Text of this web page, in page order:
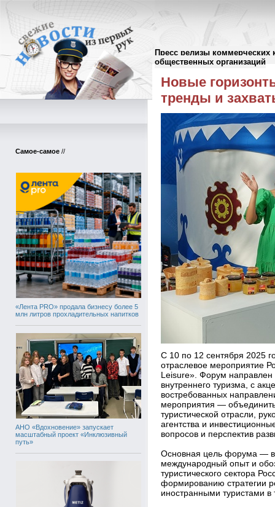
Пресс релизы коммерческих
общественных организаций
Самое-самое //
«Лента PRO» продала бизнесу более 5
млн литров прохладительных напитков
АНО «Вдохновение» запускает
масштабный проект «Инклюзивный
путь»
Пресс-релизы//
Новые
тренды и
С 10 по 12 сентября 2025
отраслевое мероприятие
Leisure». Форум направлен
внутреннего туризма, с
востребованных
мероприятия — объединить
туристической отрасли,
агентства и
вопросов и перспектив
Основная цель форума —
международный опыт и
туристического сектора
формированию стратегии
иностранными туристами в